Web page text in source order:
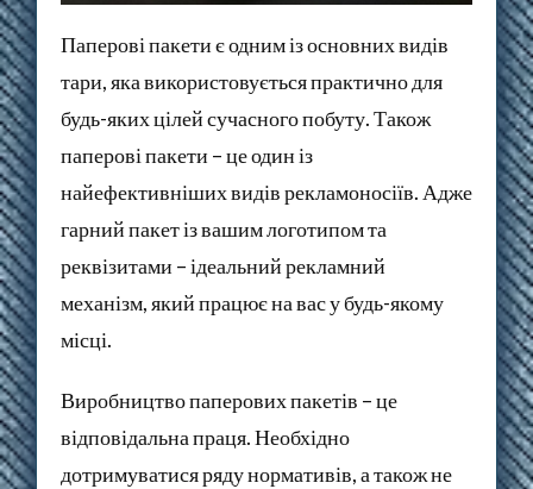
Паперові пакети є одним із основних видів
тари, яка використовується практично для
будь-яких цілей сучасного побуту. Також
паперові пакети – це один із
найефективніших видів рекламоносіїв. Адже
гарний пакет із вашим логотипом та
реквізитами – ідеальний рекламний
механізм, який працює на вас у будь-якому
місці.
Виробництво паперових пакетів – це
відповідальна праця. Необхідно
дотримуватися ряду нормативів, а також не